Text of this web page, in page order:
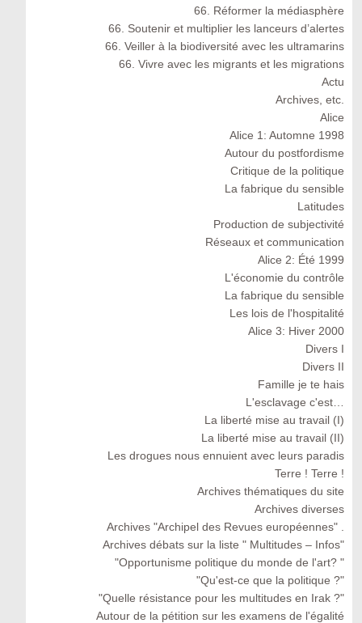
66. Réformer la médiasphère
66. Soutenir et multiplier les lanceurs d’alertes
66. Veiller à la biodiversité avec les ultramarins
66. Vivre avec les migrants et les migrations
Actu
Archives, etc.
Alice
Alice 1: Automne 1998
Autour du postfordisme
Critique de la politique
La fabrique du sensible
Latitudes
Production de subjectivité
Réseaux et communication
Alice 2: Été 1999
L'économie du contrôle
La fabrique du sensible
Les lois de l'hospitalité
Alice 3: Hiver 2000
Divers I
Divers II
Famille je te hais
L'esclavage c'est…
La liberté mise au travail (I)
La liberté mise au travail (II)
Les drogues nous ennuient avec leurs paradis
Terre ! Terre !
Archives thématiques du site
Archives diverses
Archives "Archipel des Revues européennes" .
Archives débats sur la liste " Multitudes – Infos"
"Opportunisme politique du monde de l'art? "
"Qu'est-ce que la politique ?"
"Quelle résistance pour les multitudes en Irak ?"
Autour de la pétition sur les examens de l'égalité